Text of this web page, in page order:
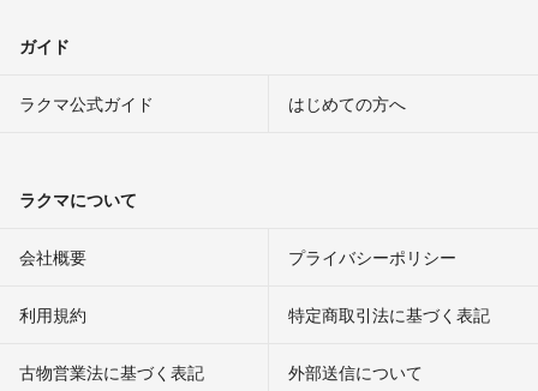
ガイド
ラクマ公式ガイド はじめての方へ
ラクマについて
会社概要 プライバシーポリシー
利用規約 特定商取引法に基づく表記
古物営業法に基づく表記 外部送信について